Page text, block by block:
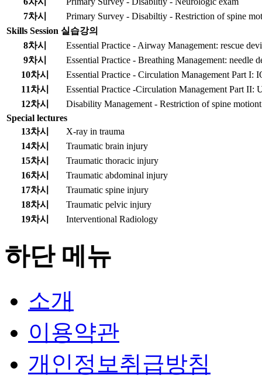
7차시
Primary Survey - Disabiltiy - Restriction of spine
Skills Session 실습강의
8차시
Essential Practice - Airway Management: rescue
9차시
Essential Practice - Breathing Management: needle
10차시
Essential Practice - Circulation Management Part I:
11차시
Essential Practice -Circulation Management Part II:
12차시
Disability Management - Restriction of spine
Special lectures
13차시
X-ray in trauma
14차시
Traumatic brain injury
15차시
Traumatic thoracic injury
16차시
Traumatic abdominal injury
17차시
Traumatic spine injury
18차시
Traumatic pelvic injury
19차시
Interventional Radiology
하단 메뉴
소개
이용약관
개인정보취급방침